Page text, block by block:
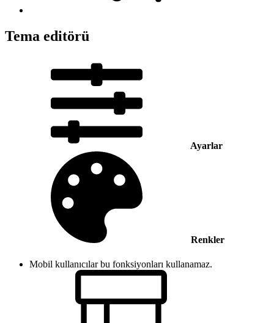
Tema editörü
Ayarlar
Renkler
Mobil kullanıcılar bu fonksiyonları kullanamaz.